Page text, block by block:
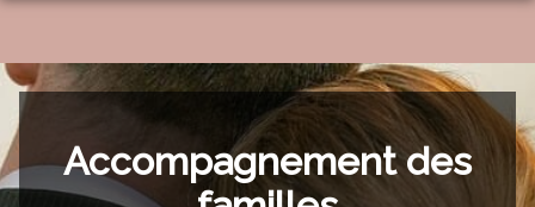
ORGANISER DES OBSÈQUES
PRÉVOIR SES OBSÈQUES
NOS AGENCES
SAINT SEURIN SUR L’ISLE
NOTRE CHAMBRE FUNERAIRE
BOUTIQUE DE PLAQUES
Accompagnement des